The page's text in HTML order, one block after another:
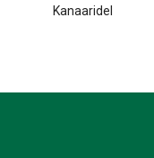
Kanaaridel